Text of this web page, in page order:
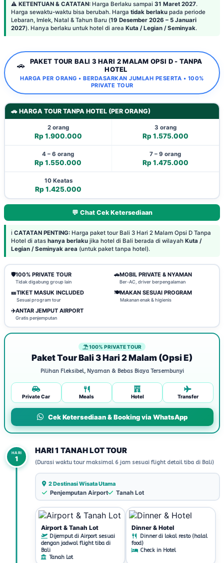
⚠️ KETENTUAN & CATATAN: Harga Berlaku sampai 31 Maret 2027.
Harga sewaktu-waktu bisa berubah. Harga tidak berlaku pada periode
Lebaran, Imlek, Natal & Tahun Baru (19 Desember 2026 – 5 Januari
2027). Hanya berlaku untuk hotel di area Kuta / Legian / Seminyak.
🚗
PAKET TOUR BALI 3 HARI 2 MALAM OPSI D - TANPA
HOTEL
HARGA PER ORANG • BERDASARKAN JUMLAH PESERTA • 100%
PRIVATE TOUR
🚗 HARGA TOUR TANPA HOTEL (PER ORANG)
2 orang
Rp 1.900.000
3 orang
Rp 1.575.000
4 – 6 orang
Rp 1.550.000
7 – 9 orang
Rp 1.475.000
10 Keatas
Rp 1.425.000
💬 Chat Cek Ketersediaan
ℹ️ CATATAN PENTING: Harga paket tour Bali 3 Hari 2 Malam Opsi D Tanpa
Hotel di atas hanya berlaku jika hotel di Bali berada di wilayah Kuta /
Legian / Seminyak area (untuk paket tanpa hotel).
🛡️100% PRIVATE TOUR
Tidak digabung group lain
🚗MOBIL PRIVATE & NYAMAN
Ber-AC, driver berpengalaman
🎫TIKET MASUK INCLUDED
Sesuai program tour
🍽️MAKAN SESUAI PROGRAM
Makanan enak & higienis
✈️ANTAR JEMPUT AIRPORT
Gratis penjemputan
100% PRIVATE TOUR
Paket Tour Bali 3 Hari 2 Malam (Opsi E)
Pilihan Fleksibel, Nyaman & Bebas Biaya Tersembunyi
Private Car Meals Hotel Transfer
Cek Ketersediaan & Booking via WhatsApp
HARI
1
HARI 1 TANAH LOT TOUR
(Durasi waktu tour maksimal 6 jam sesuai flight detail tiba di Bali)
2 Destinasi Wisata Utama
Penjemputan Airport
Tanah Lot
Airport & Tanah Lot
Dijemput di Airport sesuai
dengan jadwal flight tiba di
Bali
Tanah Lot
Dinner & Hotel
Dinner di lokal resto (halal
food)
Check in Hotel